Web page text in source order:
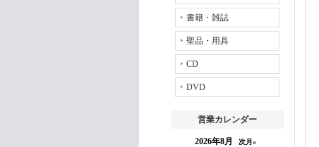
書籍・雑誌
聖品・用具
CD
DVD
営業カレンダー
2026年8月 次月»